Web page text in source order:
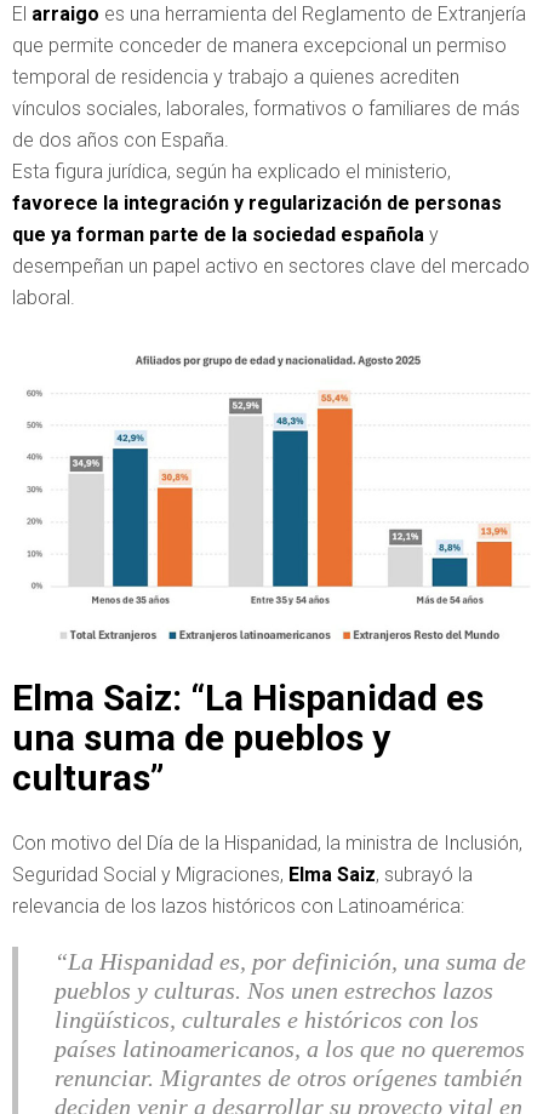
El arraigo es una herramienta del Reglamento de Extranjería
que permite conceder de manera excepcional un permiso
temporal de residencia y trabajo a quienes acrediten
vínculos sociales, laborales, formativos o familiares de más
de dos años con España.
Esta figura jurídica, según ha explicado el ministerio,
favorece la integración y regularización de personas
que ya forman parte de la sociedad española y
desempeñan un papel activo en sectores clave del mercado
laboral.
Elma Saiz: “La Hispanidad es
una suma de pueblos y
culturas”
Con motivo del Día de la Hispanidad, la ministra de Inclusión,
Seguridad Social y Migraciones, Elma Saiz, subrayó la
relevancia de los lazos históricos con Latinoamérica:
“La Hispanidad es, por definición, una suma de
pueblos y culturas. Nos unen estrechos lazos
lingüísticos, culturales e históricos con los
países latinoamericanos, a los que no queremos
renunciar. Migrantes de otros orígenes también
deciden venir a desarrollar su proyecto vital en